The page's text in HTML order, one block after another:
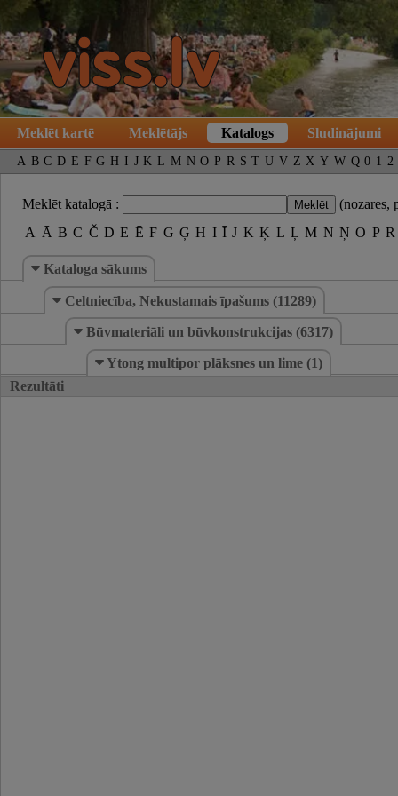
Meklēt kartē Meklētājs Katalogs Sludinājumi
A B C D E F G H I J K L M N O P R S T U V Z X Y W Q 0 1 2
Meklēt katalogā :
(nozares,
A Ā B C Č D E Ē F G Ģ H I Ī J K Ķ L Ļ M N Ņ O P R
Kataloga sākums
Celtniecība, Nekustamais īpašums (11289)
Būvmateriāli un būvkonstrukcijas (6317)
Ytong multipor plāksnes un lime (1)
Rezultāti